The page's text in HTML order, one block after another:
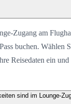
Zugang am
buchen. Wählen
Reisedaten ein und
sind im Lounge-